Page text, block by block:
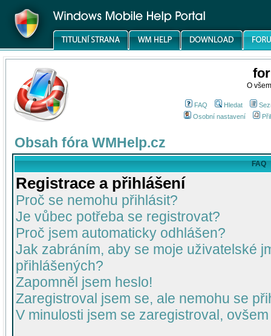
O
FAQ Hledat
Osobní nastavení
Obsah fóra WMHelp.cz
FAQ
Registrace a přihlášení
Proč se nemohu přihlásit?
Je vůbec potřeba se registrovat?
Proč jsem automaticky odhlášen?
Jak zabráním, aby se moje uživatelské
přihlášených?
Zapomněl jsem heslo!
Zaregistroval jsem se, ale nemohu se
V minulosti jsem se zaregistroval,